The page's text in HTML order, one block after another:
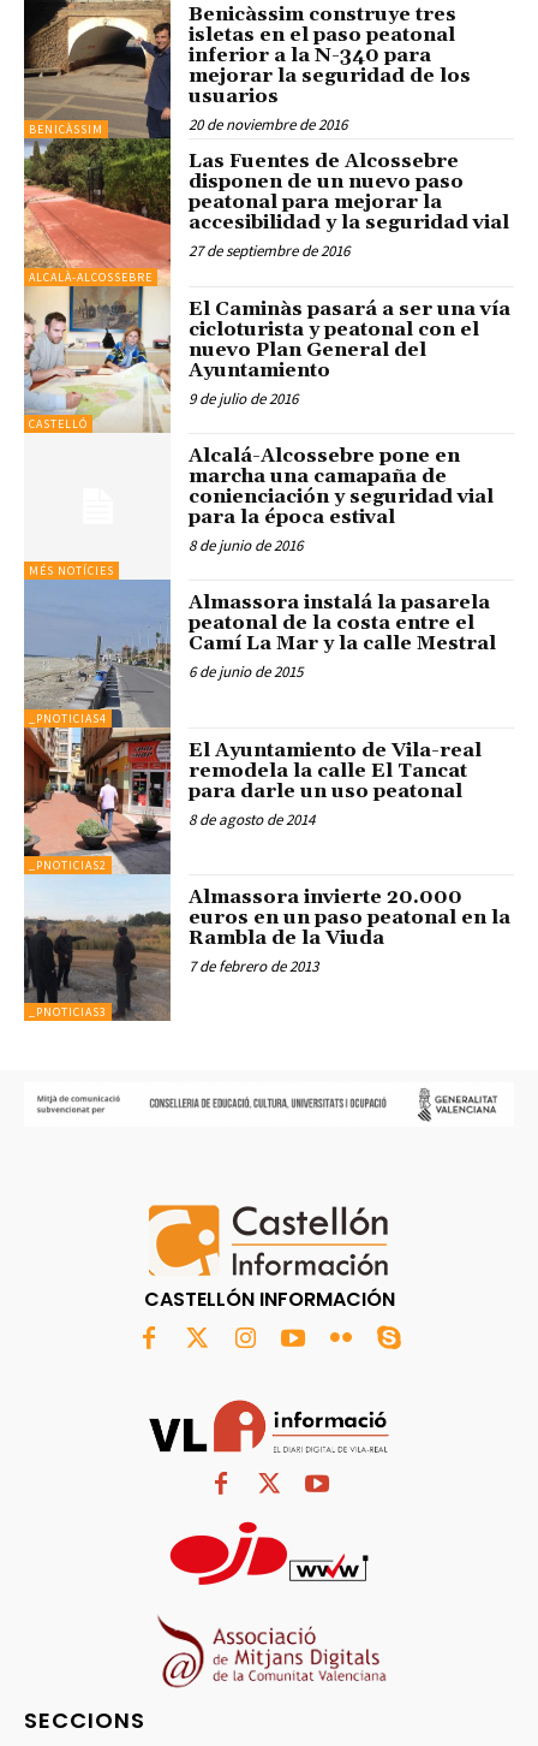
BENICÀSSIM
Benicàssim construye tres
isletas en el paso peatonal
inferior a la N-340 para
mejorar la seguridad de los
usuarios
20 de noviembre de 2016
ALCALÀ-ALCOSSEBRE
Las Fuentes de Alcossebre
disponen de un nuevo paso
peatonal para mejorar la
accesibilidad y la seguridad vial
27 de septiembre de 2016
CASTELLÓ
El Caminàs pasará a ser una vía
cicloturista y peatonal con el
nuevo Plan General del
Ayuntamiento
9 de julio de 2016
MÉS NOTÍCIES
Alcalá-Alcossebre pone en
marcha una camapaña de
conienciación y seguridad vial
para la época estival
8 de junio de 2016
_PNOTICIAS4
Almassora instalá la pasarela
peatonal de la costa entre el
Camí La Mar y la calle Mestral
6 de junio de 2015
_PNOTICIAS2
El Ayuntamiento de Vila-real
remodela la calle El Tancat
para darle un uso peatonal
8 de agosto de 2014
_PNOTICIAS3
Almassora invierte 20.000
euros en un paso peatonal en la
Rambla de la Viuda
7 de febrero de 2013
CASTELLÓN INFORMACIÓN
SECCIONS